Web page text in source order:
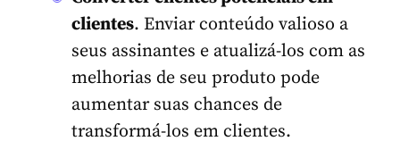
clientes. Enviar conteúdo valioso a
seus assinantes e atualizá-los com as
melhorias de seu produto pode
aumentar suas chances de
transformá-los em clientes.